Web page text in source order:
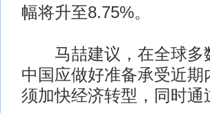
幅将升至8.75%。
马喆建议，在全球多
中国应做好准备承受近
须加快经济转型，同时